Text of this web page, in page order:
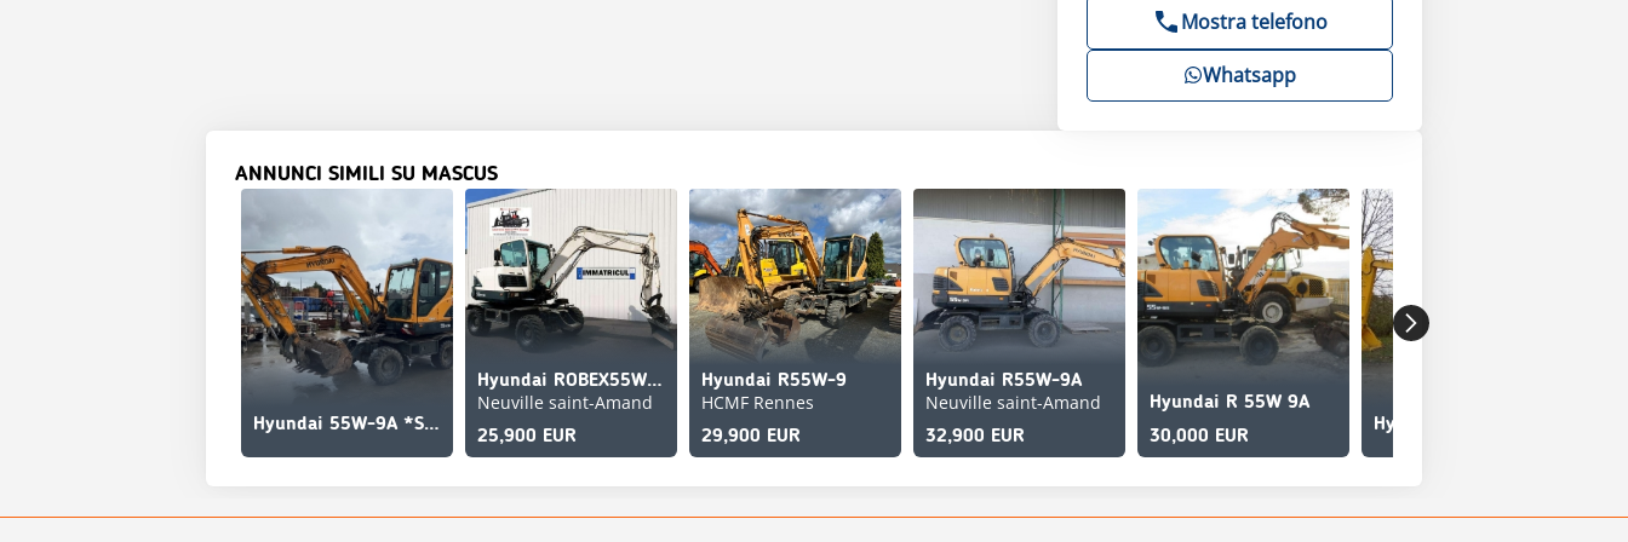
Mostra telefono
Whatsapp
ANNUNCI SIMILI SU MASCUS
Hyundai 55W-9A *SOLD/VENDU
Hyundai ROBEX55W-9A
Neuville saint-Amand
25,900 EUR
Hyundai R55W-9
HCMF Rennes
29,900 EUR
Hyundai R55W-9A
Neuville saint-Amand
32,900 EUR
Hyundai R 55W 9A
30,000 EUR